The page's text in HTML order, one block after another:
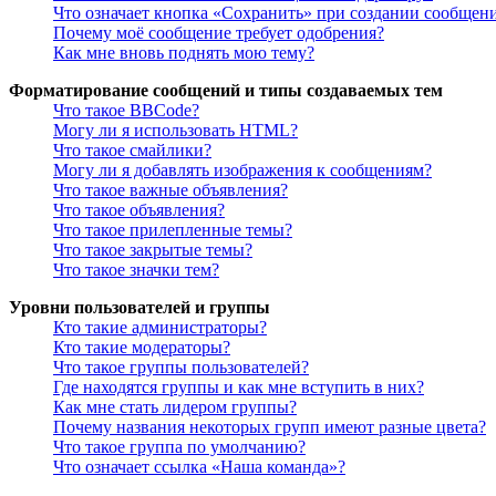
Что означает кнопка «Сохранить» при создании
Почему моё сообщение требует одобрения?
Как мне вновь поднять мою тему?
Форматирование сообщений и типы создаваемых тем
Что такое BBCode?
Могу ли я использовать HTML?
Что такое смайлики?
Могу ли я добавлять изображения к сообщениям?
Что такое важные объявления?
Что такое объявления?
Что такое прилепленные темы?
Что такое закрытые темы?
Что такое значки тем?
Уровни пользователей и группы
Кто такие администраторы?
Кто такие модераторы?
Что такое группы пользователей?
Где находятся группы и как мне вступить в них?
Как мне стать лидером группы?
Почему названия некоторых групп имеют разные цвета?
Что такое группа по умолчанию?
Что означает ссылка «Наша команда»?